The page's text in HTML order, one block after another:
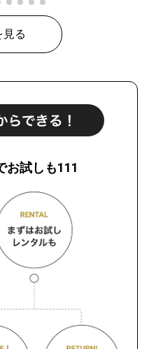
見る
お試しも111